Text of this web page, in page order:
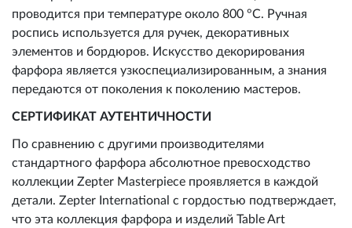
проводится при температуре около 800 °C. Ручная
роспись используется для ручек, декоративных
элементов и бордюров. Искусство декорирования
фарфора является узкоспециализированным, а знания
передаются от поколения к поколению мастеров.
СЕРТИФИКАТ АУТЕНТИЧНОСТИ
По сравнению с другими производителями
стандартного фарфора абсолютное превосходство
коллекции Zepter Masterpiece проявляется в каждой
детали. Zepter International с гордостью подтверждает,
что эта коллекция фарфора и изделий Table Art